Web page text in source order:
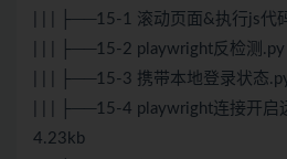
| | | ├──15-1 滚动页面&执行js代
| | | ├──15-2 playwright反检测
| | | ├──15-3 携带本地登录状态
| | | ├──15-4 playwright连接开启
4.23kb